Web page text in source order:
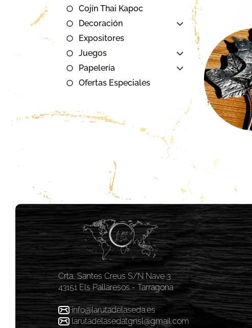
Cojín Thai Kapoc
Decoración
Expositores
Juegos
Papelería
Ofertas Especiales
Crta, Santes Creus S/N Nave 3
43151 Els Pallaresos - Tarragona
info@larutadelaseda.es
larutadelasedatgnsl@gmail.com